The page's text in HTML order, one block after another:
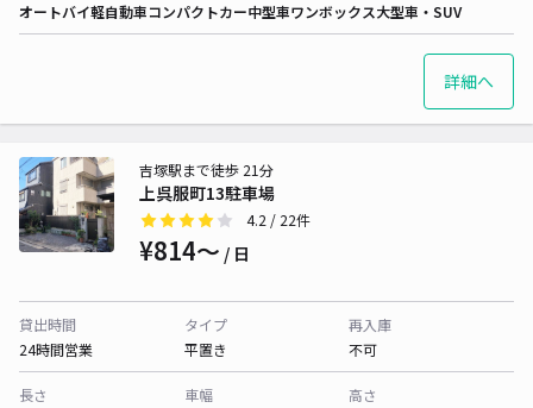
オートバイ軽自動車コンパクトカー中型車ワンボックス大型車・SUV
詳細へ
上呉服町13駐車場
吉塚駅まで徒歩 21分
4.2 / 22件
¥814〜 / 日
貸出時間
24時間営業
タイプ
平置き
再入庫
不可
長さ
車幅
高さ